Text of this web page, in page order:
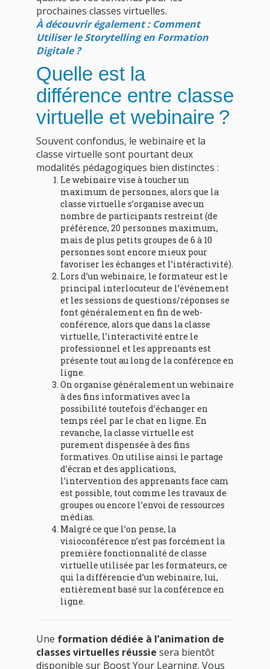
prochaines classes virtuelles.
À découvrir également : Comment
Utiliser le Storytelling en Formation
Digitale ?
Quelle est la
différence entre classe
virtuelle et webinaire ?
Souvent confondus, le webinaire et la
classe virtuelle sont pourtant deux
modalités pédagogiques bien distinctes :
Le webinaire vise à toucher un
maximum de personnes, alors que la
classe virtuelle s’organise avec un
nombre de participants restreint (de
préférence, 20 personnes maximum,
mais de plus petits groupes de 6 à 10
personnes sont encore mieux pour
favoriser les échanges et l’intéractivité).
Lors d’un webinaire, le formateur est le
principal interlocuteur de l’événement
et les sessions de questions/réponses se
font généralement en fin de web-
conférence, alors que dans la classe
virtuelle, l’interactivité entre le
professionnel et les apprenants est
présente tout au long de la conférence en
ligne.
On organise généralement un webinaire
à des fins informatives avec la
possibilité toutefois d’échanger en
temps réel par le chat en ligne. En
revanche, la classe virtuelle est
purement dispensée à des fins
formatives. On utilise ainsi le partage
d’écran et des applications,
l’intervention des apprenants face cam
est possible, tout comme les travaux de
groupes ou encore l’envoi de ressources
médias.
Malgré ce que l’on pense, la
visioconférence n’est pas forcément la
première fonctionnalité de classe
virtuelle utilisée par les formateurs, ce
qui la différencie d’un webinaire, lui,
entièrement basé sur la conférence en
ligne.
Une formation dédiée à l’animation de
classes virtuelles réussie sera bientôt
disponible sur Boost Your Learning. Vous